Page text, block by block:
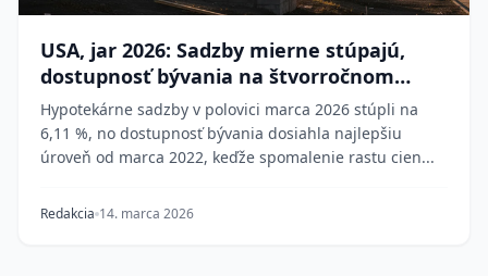
USA, jar 2026: Sadzby mierne stúpajú,
dostupnosť bývania na štvorročnom
maxime
Hypotekárne sadzby v polovici marca 2026 stúpli na
6,11 %, no dostupnosť bývania dosiahla najlepšiu
úroveň od marca 2022, keďže spomalenie rastu cien...
Redakcia 14. marca 2026